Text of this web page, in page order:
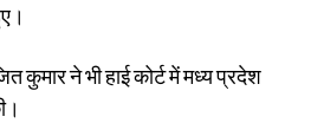
कुमार ने भी हाई कोर्ट में मध्य प्रदेश